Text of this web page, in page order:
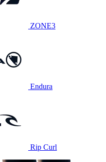
ZONE3
Endura
Rip Curl